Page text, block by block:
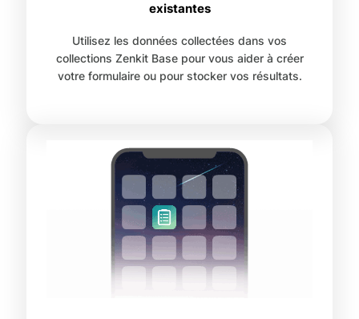
existantes
Utilisez les données collectées dans vos
collections Zenkit Base pour vous aider à créer
votre formulaire ou pour stocker vos résultats.